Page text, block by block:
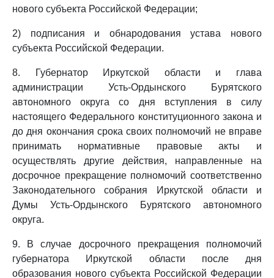
нового субъекта Российской Федерации;
2) подписания и обнародования устава нового
субъекта Российской Федерации.
8. Губернатор Иркутской области и глава
администрации Усть-Ордынского Бурятского
автономного округа со дня вступления в силу
настоящего Федерального конституционного закона и
до дня окончания срока своих полномочий не вправе
принимать нормативные правовые акты и
осуществлять другие действия, направленные на
досрочное прекращение полномочий соответственно
Законодательного собрания Иркутской области и
Думы Усть-Ордынского Бурятского автономного
округа.
9. В случае досрочного прекращения полномочий
губернатора Иркутской области после дня
образования нового субъекта Российской Федерации